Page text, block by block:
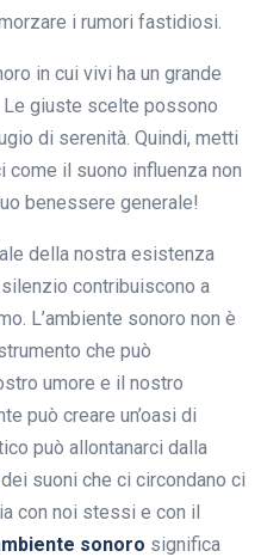
i rumori fastidiosi.
in cui vivi ha un grande
Le giuste scelte possono
di serenità. Quindi, metti
il suono influenza non
benessere generale!
della nostra esistenza
contribuiscono a
L’ambiente sonoro non è
che può
umore e il nostro
può creare un’oasi di
può allontanarci dalla
dei suoni che ci circondano ci
con noi stessi e con il
sonoro significa